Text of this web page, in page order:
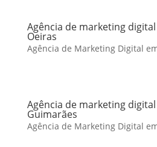
Agência de marketing
Oeiras
Agência de Marketing Digital
Agência de marketing
Guimarães
Agência de Marketing Digital